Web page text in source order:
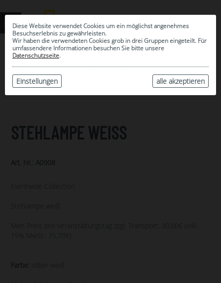
Diese Website verwendet Cookies um ein möglichst angenehmes
Besuchserlebnis zu gewährleisten.
Wir haben die verwendeten Cookies grob in drei Gruppen eingeteilt. Für
umfassendere Informationen besuchen Sie bitte unsere
Datenschutzseite.
alle akzeptieren
Einstellungen
ARCHIV
STEHLAMPE WEISS
Art. Nr.: A0908
Eventwide Collection
Stehlampe weiß
Miet-Preis pro Veranstaltungstag zzgl. Transport: 30,00€ (inkl.
19% MwSt.: 35,70€)
Farbe: silber weiß